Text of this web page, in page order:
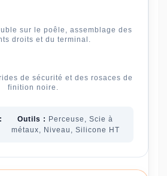
sur le poêle, assemblage des
droits et du terminal.
de sécurité et des rosaces de
finition noire.
Outils : Perceuse, Scie à
métaux, Niveau, Silicone HT